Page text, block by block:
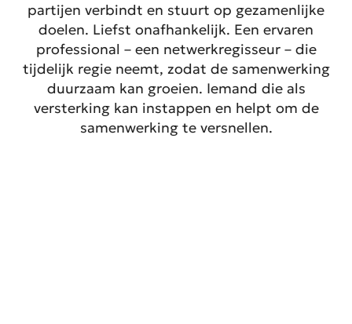
partijen verbindt en stuurt op gezamenlijke
doelen. Liefst onafhankelijk. Een ervaren
professional – een netwerkregisseur – die
tijdelijk regie neemt, zodat de samenwerking
duurzaam kan groeien. Iemand die als
versterking kan instappen en helpt om de
samenwerking te versnellen.